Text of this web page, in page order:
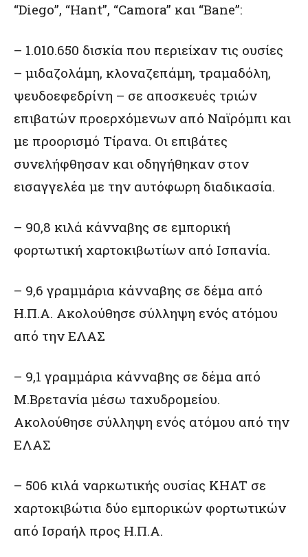
“Diego”, “Hant”, “Camora” και “Bane”:
– 1.010.650 δισκία που περιείχαν τις ουσίες
– μιδαζολάμη, κλοναζεπάμη, τραμαδόλη,
ψευδοεφεδρίνη – σε αποσκευές τριών
επιβατών προερχόμενων από Ναϊρόμπι και
με προορισμό Τίρανα. Οι επιβάτες
συνελήφθησαν και οδηγήθηκαν στον
εισαγγελέα με την αυτόφωρη διαδικασία.
– 90,8 κιλά κάνναβης σε εμπορική
φορτωτική χαρτοκιβωτίων από Ισπανία.
– 9,6 γραμμάρια κάνναβης σε δέμα από
Η.Π.Α. Ακολούθησε σύλληψη ενός ατόμου
από την ΕΛΑΣ
– 9,1 γραμμάρια κάνναβης σε δέμα από
Μ.Βρετανία μέσω ταχυδρομείου.
Ακολούθησε σύλληψη ενός ατόμου από την
ΕΛΑΣ
– 506 κιλά ναρκωτικής ουσίας KHAT σε
χαρτοκιβώτια δύο εμπορικών φορτωτικών
από Ισραήλ προς Η.Π.Α.